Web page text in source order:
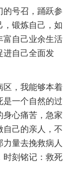
的号召，踊跃参
，锻炼自己，如
富自己业余生活
进自己全面发
区，我能够本着
是一个自然的过
身心痛苦，急家
自己的亲人，不
量去挽救病人
时刻铭记：救死